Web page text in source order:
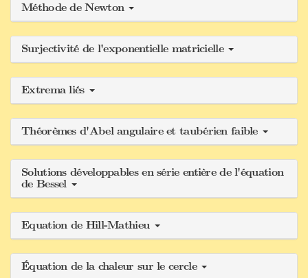
Méthode de Newton
Surjectivité de l'exponentielle matricielle
Extrema liés
Théorèmes d'Abel angulaire et taubérien faible
Solutions développables en série entière de l'équation
de Bessel
Equation de Hill-Mathieu
Équation de la chaleur sur le cercle